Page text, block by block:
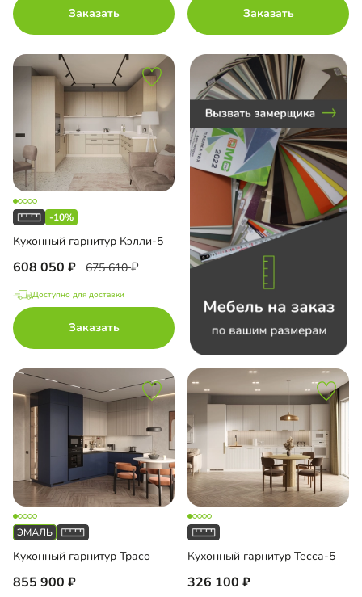
глянцевой пленкой ПВХ
матовой пленкой ПВХ
шпоном
пленкой ПВХ
эмалью
Заказать Заказать
-10%
Кухонный гарнитур Кэлли-5
608 050 675 610
Доступно для доставки
Заказать
Кухонный гарнитур Трасо
855 900
Кухонный гарнитур Тесса-5
326 100